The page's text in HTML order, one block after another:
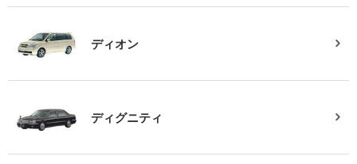
ディオン
ディグニティ